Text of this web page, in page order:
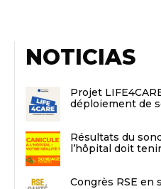
NOTICIAS
Projet
déploiement de
Résultats du
l’hôpital doit
Congrès RSE en